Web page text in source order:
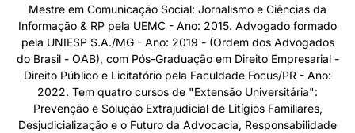
Mestre em Comunicação Social: Jornalismo e Ciências da
Informação & RP pela UEMC - Ano: 2015. Advogado formado
pela UNIESP S.A./MG - Ano: 2019 - (Ordem dos Advogados
do Brasil - OAB), com Pós-Graduação em Direito Empresarial -
Direito Público e Licitatório pela Faculdade Focus/PR - Ano:
2022. Tem quatro cursos de "Extensão Universitária":
Prevenção e Solução Extrajudicial de Litígios Familiares,
Desjudicialização e o Futuro da Advocacia, Responsabilidade